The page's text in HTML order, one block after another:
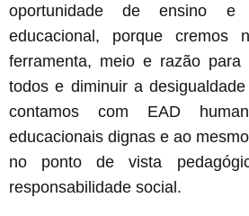
oportunidade de ensino e
educacional, porque cremos
ferramenta, meio e razão
todos e diminuir a
contamos com EAD
educacionais dignas e ao
no ponto de vista
responsabilidade social.